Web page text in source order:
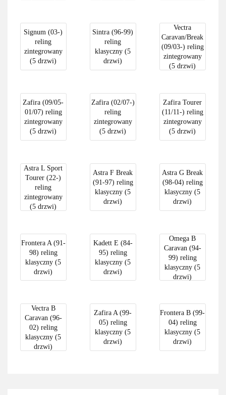
Signum (03-)
reling
zintegrowany
(5 drzwi)
Sintra (96-99)
reling
klasyczny (5
drzwi)
Vectra
Caravan/Break
(09/03-) reling
zintegrowany
(5 drzwi)
Zafira (09/05-
01/07) reling
zintegrowany
(5 drzwi)
Zafira (02/07-)
reling
zintegrowany
(5 drzwi)
Zafira Tourer
(11/11-) reling
zintegrowany
(5 drzwi)
Astra L Sport
Tourer (22-)
reling
zintegrowany
(5 drzwi)
Astra F Break
(91-97) reling
klasyczny (5
drzwi)
Astra G Break
(98-04) reling
klasyczny (5
drzwi)
Frontera A (91-
98) reling
klasyczny (5
drzwi)
Kadett E (84-
95) reling
klasyczny (5
drzwi)
Omega B
Caravan (94-
99) reling
klasyczny (5
drzwi)
Vectra B
Caravan (96-
02) reling
klasyczny (5
drzwi)
Zafira A (99-
05) reling
klasyczny (5
drzwi)
Frontera B (99-
04) reling
klasyczny (5
drzwi)